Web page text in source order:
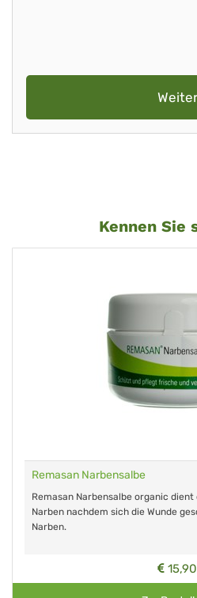
Weiter
Kennen Sie
Remasan Narbensalbe
Remasan Narbensalbe organic
Narben nachdem sich die Wunde
Narben.
15,90